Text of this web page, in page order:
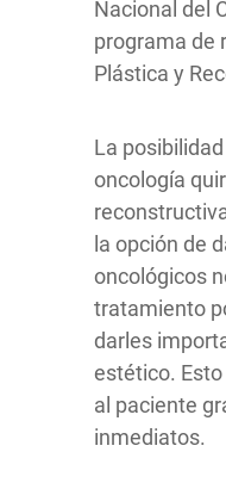
Nacional del
programa de
Plástica y
La
oncología
la opción de
oncológicos
tratamiento
darles
estético.
al paciente
inmediatos.